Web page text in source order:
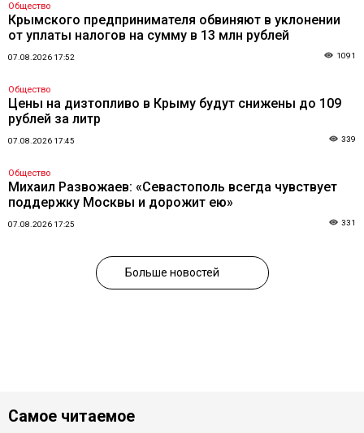
Общество
Крымского предпринимателя обвиняют в уклонении
от уплаты налогов на сумму в 13 млн рублей
07.08.2026 17:52 1091
Общество
Цены на дизтопливо в Крыму будут снижены до 109
рублей за литр
07.08.2026 17:45 339
Общество
Михаил Развожаев: «Севастополь всегда чувствует
поддержку Москвы и дорожит ею»
07.08.2026 17:25 331
Больше новостей
Самое читаемое